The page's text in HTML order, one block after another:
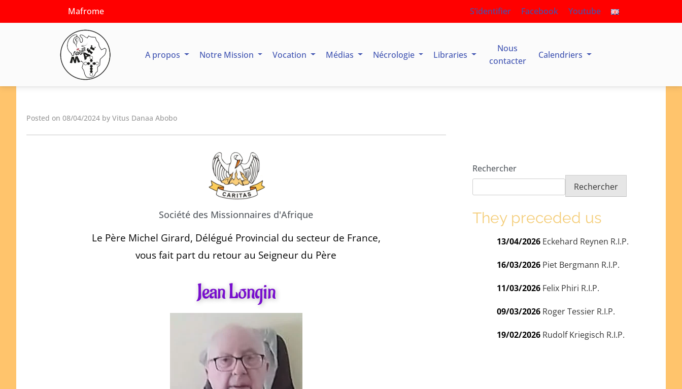
Mafrome S’identifier Facebook Youtube
A propos Notre Mission Vocation Médias Nécrologie Libraries
Nous
contacter
Calendriers
Posted on 08/04/2024 by Vitus Danaa Abobo
Société des Missionnaires d'Afrique
Le Père Michel Girard, Délégué Provincial du secteur de France,
vous fait part du retour au Seigneur du Père
Jean Longin
Rechercher
Rechercher
They preceded us
13/04/2026 Eckehard Reynen R.I.P.
16/03/2026 Piet Bergmann R.I.P.
11/03/2026 Felix Phiri R.I.P.
09/03/2026 Roger Tessier R.I.P.
19/02/2026 Rudolf Kriegisch R.I.P.